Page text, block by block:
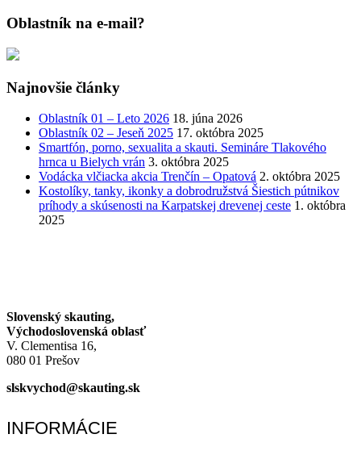
Oblastník na e-mail?
Najnovšie články
Oblastník 01 – Leto 2026 18. júna 2026
Oblastník 02 – Jeseň 2025 17. októbra 2025
Smartfón, porno, sexualita a skauti. Semináre Tlakového
hrnca u Bielych vrán 3. októbra 2025
Vodácka vlčiacka akcia Trenčín – Opatová 2. októbra 2025
Kostolíky, tanky, ikonky a dobrodružstvá Šiestich pútnikov
príhody a skúsenosti na Karpatskej drevenej ceste 1. októbra
2025
Slovenský skauting,
Východoslovenská oblasť
V. Clementisa 16,
080 01 Prešov
slskvychod@skauting.sk
INFORMÁCIE